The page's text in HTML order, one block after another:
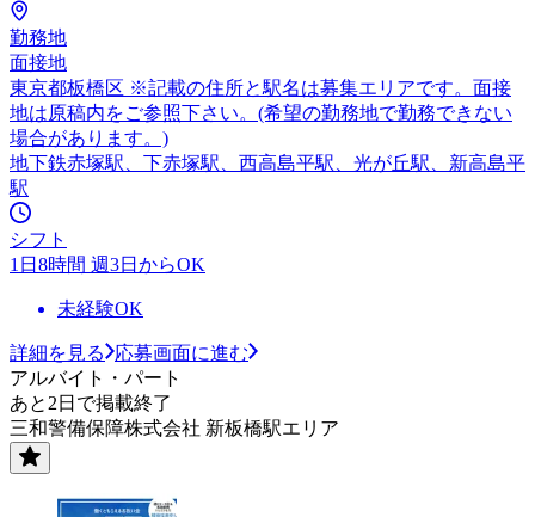
勤務地
面接地
東京都板橋区 ※記載の住所と駅名は募集エリアです。面接
地は原稿内をご参照下さい。(希望の勤務地で勤務できない
場合があります。)
地下鉄赤塚駅、下赤塚駅、西高島平駅、光が丘駅、新高島平
駅
シフト
1日8時間 週3日からOK
未経験OK
詳細を見る
応募画面に進む
アルバイト・パート
あと2日で掲載終了
三和警備保障株式会社 新板橋駅エリア